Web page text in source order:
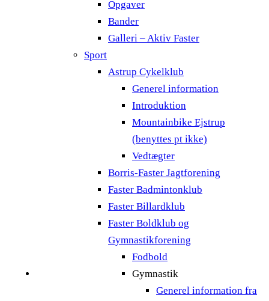
Opgaver
Bander
Galleri – Aktiv Faster
Sport
Astrup Cykelklub
Generel information
Introduktion
Mountainbike Ejstrup
(benyttes pt ikke)
Vedtægter
Borris-Faster Jagtforening
Faster Badmintonklub
Faster Billardklub
Faster Boldklub og
Gymnastikforening
Fodbold
Gymnastik
Generel information fra